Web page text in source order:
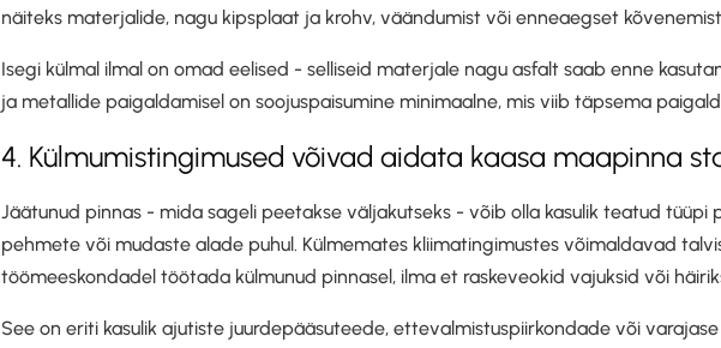
näiteks materjalide, nagu kipsplaat ja krohv, väändumist või enneaegset
Isegi külmal ilmal on omad eelised - selliseid materjale nagu asfalt saab enne
ja metallide paigaldamisel on soojuspaisumine minimaalne, mis viib täpsema
4. Külmumistingimused võivad aidata kaasa maapinna
Jäätunud pinnas - mida sageli peetakse väljakutseks - võib olla kasulik teatud tüüpi
pehmete või mudaste alade puhul. Külmemates kliimatingimustes võimaldavad
töömeeskondadel töötada külmunud pinnasel, ilma et raskeveokid vajuksid või
See on eriti kasulik ajutiste juurdepääsuteede, ettevalmistuspiirkondade või